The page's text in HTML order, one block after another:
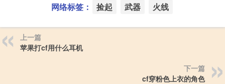
网络标签： 捡起 武器 火线
上一篇
苹果打cf用什么耳机
下一篇
cf穿粉色上衣的角色